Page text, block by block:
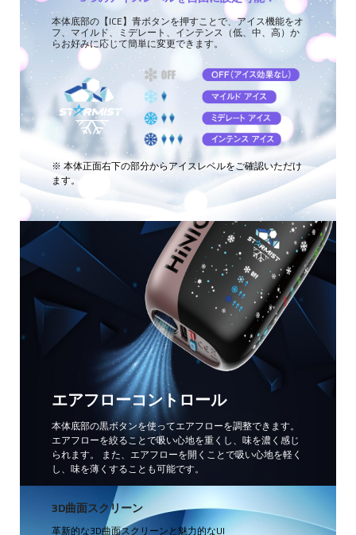
本体底部の【ICE】青ボタンを押すことで、アイス機能をオ
フ、マイルド、ミデレート、インテンス（低、中、高）か
らお好みに応じて簡単に変更できます。
※ 本体正面右下の部分からアイスレベルをご確認いただけ
ます。
エアフローコントロール
本体底部の黒ボタンを使ってエアフローを調整できます。
エアフローを絞ることで吸い心地を重くし、味を濃く感じ
られます。 また、エアフローを開くことで吸い心地を軽く
し、味を薄くすることも可能です。
3D曲面スクリーン
革新的な3D曲面スクリーンと魅力的なUI